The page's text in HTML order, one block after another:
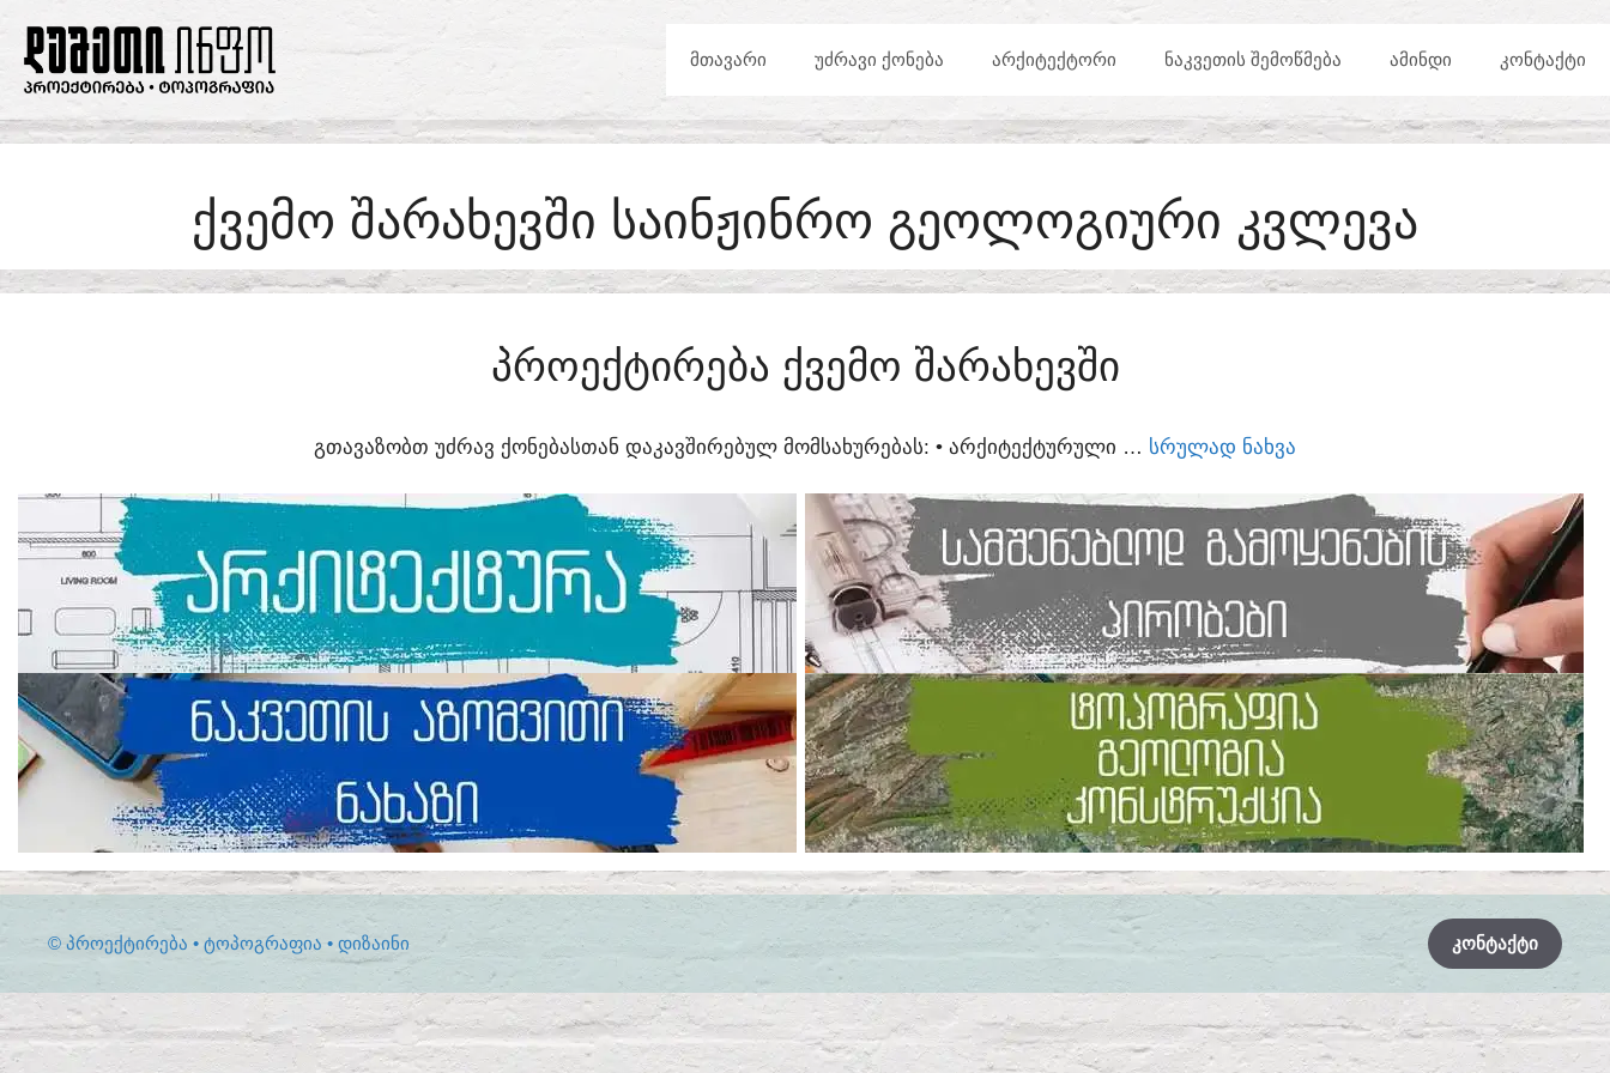
CONTENT
ᲛᲗᲐᲕᲐᲠᲘ ᲣᲫᲠᲐᲕᲘ ᲥᲝᲜᲔᲑᲐ ᲐᲠᲥᲘᲢᲔᲥᲢᲝᲠᲘ ᲜᲐᲙᲕᲔᲗᲘᲡ ᲨᲔᲛᲝᲬᲛᲔᲑᲐ ᲐᲛᲘᲜᲓᲘ ᲙᲝᲜᲢᲐᲥᲢᲘ
ᲥᲕᲔᲛᲝ ᲨᲐᲠᲐᲮᲔᲕᲨᲘ ᲡᲐᲘᲜᲟᲘᲜᲠᲝ ᲒᲔᲝᲚᲝᲒᲘᲣᲠᲘ ᲙᲕᲚᲔᲕᲐ
ᲞᲠᲝᲔᲥᲢᲘᲠᲔᲑᲐ ᲥᲕᲔᲛᲝ ᲨᲐᲠᲐᲮᲔᲕᲨᲘ
ᲒᲗᲐᲕᲐᲖᲝᲑᲗ ᲣᲫᲠᲐᲕ ᲥᲝᲜᲔᲑᲐᲡᲗᲐᲜ ᲓᲐᲙᲐᲕᲨᲘᲠᲔᲑᲣᲚ ᲛᲝᲛᲡᲐᲮᲣᲠᲔᲑᲐᲡ:​ • ᲐᲠᲥᲘᲢᲔᲥᲢᲣᲠᲣᲚᲘ … ᲡᲠᲣᲚᲐᲓ ᲜᲐᲮᲕᲐ
ᲙᲝᲜᲢᲐᲥᲢᲘ
© ᲞᲠᲝᲔᲥᲢᲘᲠᲔᲑᲐ • ᲢᲝᲞᲝᲒᲠᲐᲤᲘᲐ • ᲓᲘᲖᲐᲘᲜᲘ